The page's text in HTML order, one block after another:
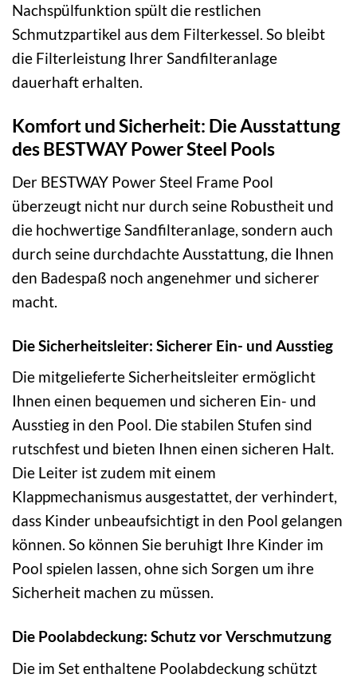
Nachspülfunktion spült die restlichen
Schmutzpartikel aus dem Filterkessel. So bleibt
die Filterleistung Ihrer Sandfilteranlage
dauerhaft erhalten.
Komfort und Sicherheit: Die Ausstattung
des BESTWAY Power Steel Pools
Der BESTWAY Power Steel Frame Pool
überzeugt nicht nur durch seine Robustheit und
die hochwertige Sandfilteranlage, sondern auch
durch seine durchdachte Ausstattung, die Ihnen
den Badespaß noch angenehmer und sicherer
macht.
Die Sicherheitsleiter: Sicherer Ein- und Ausstieg
Die mitgelieferte Sicherheitsleiter ermöglicht
Ihnen einen bequemen und sicheren Ein- und
Ausstieg in den Pool. Die stabilen Stufen sind
rutschfest und bieten Ihnen einen sicheren Halt.
Die Leiter ist zudem mit einem
Klappmechanismus ausgestattet, der verhindert,
dass Kinder unbeaufsichtigt in den Pool gelangen
können. So können Sie beruhigt Ihre Kinder im
Pool spielen lassen, ohne sich Sorgen um ihre
Sicherheit machen zu müssen.
Die Poolabdeckung: Schutz vor Verschmutzung
Die im Set enthaltene Poolabdeckung schützt